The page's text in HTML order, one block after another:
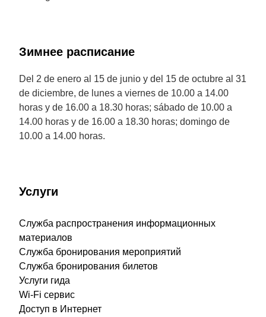
Зимнее расписание
Del 2 de enero al 15 de junio y del 15 de octubre al 31
de diciembre, de lunes a viernes de 10.00 a 14.00
horas y de 16.00 a 18.30 horas; sábado de 10.00 a
14.00 horas y de 16.00 a 18.30 horas; domingo de
10.00 a 14.00 horas.
Услуги
Служба распространения информационных
материалов
Служба бронирования мероприятий
Служба бронирования билетов
Услуги гида
Wi-Fi сервис
Доступ в Интернет